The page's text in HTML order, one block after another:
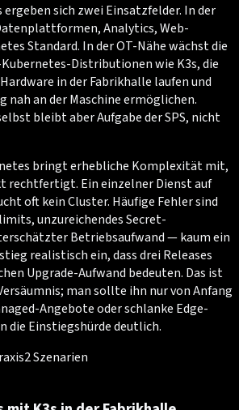
ergeben sich zwei Einsatzfelder. In der
Analytics, Web-
Standard. In der OT-Nähe wächst die
Distributionen wie K3s, die
in der Fabrikhalle laufen und
nah an der Maschine ermöglichen.
bleibt aber Aufgabe der SPS, nicht
bringt erhebliche Komplexität mit,
rechtfertigt. Ein einzelner Dienst auf
oft kein Cluster. Häufige Fehler sind
unzureichendes Secret-
Betriebsaufwand — kaum ein
realistisch ein, dass drei Releases
Upgrade-Aufwand bedeuten. Das ist
man sollte ihn nur von Anfang
Angebote oder schlanke Edge-
die Einstiegshürde deutlich.
2Szenarien